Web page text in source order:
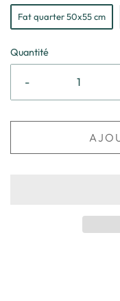
Fat quarter 50x55 cm
Quantité
-